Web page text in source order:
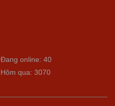
Đang online: 40
Hôm qua: 3070